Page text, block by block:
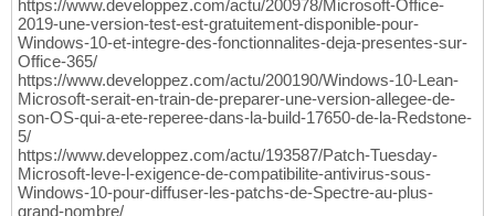
https://www.developpez.com/actu/200978/Microsoft-Office-
2019-une-version-test-est-gratuitement-disponible-pour-
Windows-10-et-integre-des-fonctionnalites-deja-presentes-sur-
Office-365/
https://www.developpez.com/actu/200190/Windows-10-Lean-
Microsoft-serait-en-train-de-preparer-une-version-allegee-de-
son-OS-qui-a-ete-reperee-dans-la-build-17650-de-la-Redstone-
5/
https://www.developpez.com/actu/193587/Patch-Tuesday-
Microsoft-leve-l-exigence-de-compatibilite-antivirus-sous-
Windows-10-pour-diffuser-les-patchs-de-Spectre-au-plus-
grand-nombre/